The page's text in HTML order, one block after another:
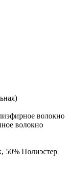
волокно
волокно
50% Полиэстер